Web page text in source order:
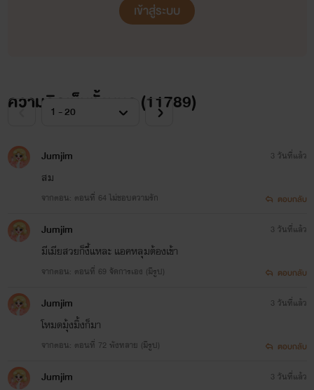
เข้าสู่ระบบ
ความคิดเห็นทั้งหมด (11789)
Jumjim
สม
จากตอน: ตอนที่ 64 ไม่ชอบความรัก
3 วันที่แล้ว
ตอบกลับ
Jumjim
มีเมียสวยก็งี้แหละ แอคหลุมต้องเข้า
จากตอน: ตอนที่ 69 จัดการเอง (มีรูป)
3 วันที่แล้ว
ตอบกลับ
Jumjim
โหมดมุ้งมิ้งก็มา
จากตอน: ตอนที่ 72 พังทลาย (มีรูป)
3 วันที่แล้ว
ตอบกลับ
Jumjim 3 วันที่แล้ว